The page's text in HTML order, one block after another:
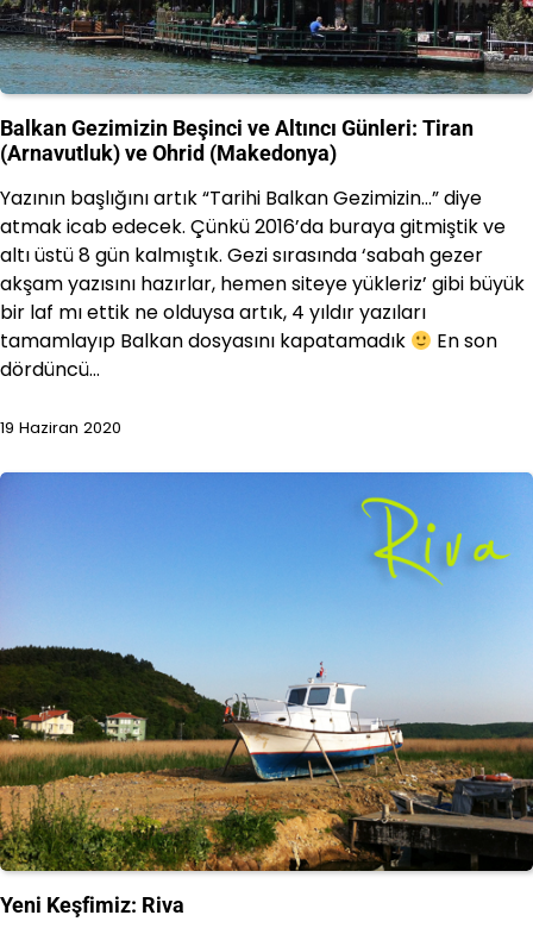
Balkan Gezimizin Beşinci ve Altıncı Günleri: Tiran
(Arnavutluk) ve Ohrid (Makedonya)
Yazının başlığını artık “Tarihi Balkan Gezimizin…” diye
atmak icab edecek. Çünkü 2016’da buraya gitmiştik ve
altı üstü 8 gün kalmıştık. Gezi sırasında ‘sabah gezer
akşam yazısını hazırlar, hemen siteye yükleriz’ gibi büyük
bir laf mı ettik ne olduysa artık, 4 yıldır yazıları
tamamlayıp Balkan dosyasını kapatamadık
En son
dördüncü…
19 Haziran 2020
Yeni Keşfimiz: Riva